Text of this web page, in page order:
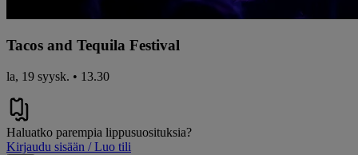
Tacos and Tequila Festival
la, 19 syysk. • 13.30
Haluatko parempia lippusuosituksia?
Kirjaudu sisään / Luo tili